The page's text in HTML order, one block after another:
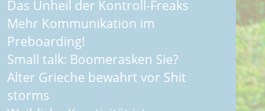
Das Unheil der Kontroll-Freaks
Mehr Kommunikation im
Preboarding!
Small talk: Boomerasken Sie?
Alter Grieche bewahrt vor Shit
storms